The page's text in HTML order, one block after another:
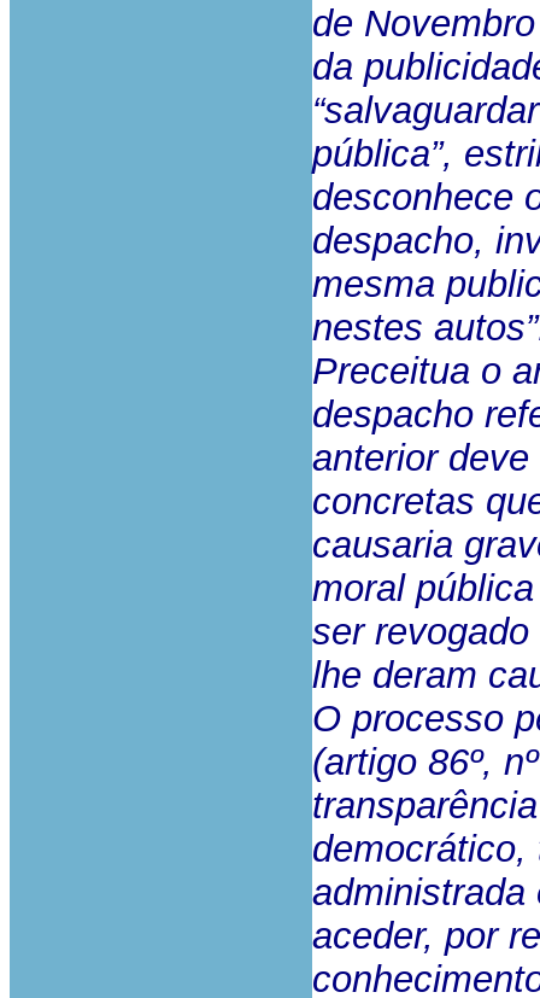
de
da
pública”,
desconhece
despacho,
mesma
nestes
Preceitua o
despacho
anterior
concretas
causaria
moral
ser
lhe deram
O processo
(artigo 86º,
administrada
aceder, por